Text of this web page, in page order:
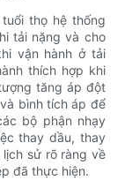
thọ hệ thống
tải nặng và cho
vận hành ở tải
thích hợp khi
tăng áp đột
bình tích áp để
bộ phận nhạy
thay dầu, thay
sử rõ ràng về
đã thực hiện.